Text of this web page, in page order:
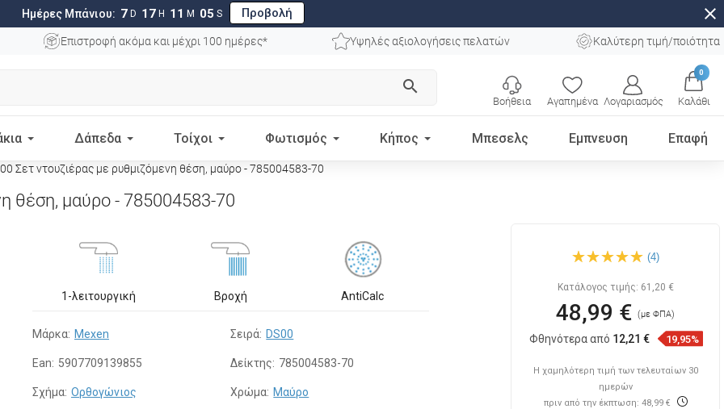
Ημέρες Μπάνιου: 7 D 17 H 11 M 04 S Προβολή close
Επιστροφή ακόμα και μέχρι 100 ημέρες* Υψηλές αξιολογήσεις πελατών Καλύτερη τιμή/ποιότητα
search
Αγαπημένα Λογαριασμός
0
Καλάθι
Βοήθεια
Δάπεδα Τοίχοι Φωτισμός Κήπος Μπεσελς Εμπνευση Επαφή
Σετ ντουζιέρας με ρυθμιζόμενη θέση, μαύρο - 785004583-70
θέση, μαύρο - 785004583-70
1-λειτουργική Βροχή AntiCalc
Μάρκα: Mexen Σειρά: DS00
Ean: 5907709139855 Δείκτης: 785004583-70
Σχήμα: Ορθογώνιος Χρώμα: Μαύρο
με ρυθμιζόμενη θέση, μαύρο
(4)
Κατάλογος τιμής: 61,20 €
48,99 €(με ΦΠΑ)
Φθηνότερα από 12,21 € 19,95%
Η χαμηλότερη τιμή των τελευταίων 30
ημερών
πριν από την έκπτωση: 48,99 €